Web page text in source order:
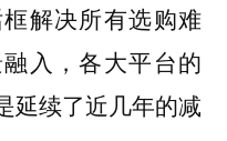
解决所有选购难
入，各大平台的
延续了近几年的减